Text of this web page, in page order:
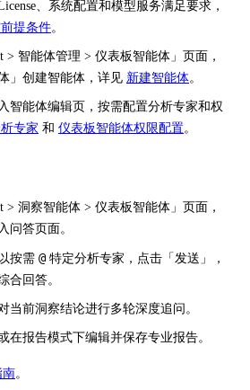
、系统配置和模型服务满足要求，
提条件。
> 智能体管理 > 仪表板智能体」页面，
」创建智能体，详见 新建智能体。
智能体编辑页，按需配置分析专家和权
专家 和 仪表板智能体权限配置。
> 洞察智能体 > 仪表板智能体」页面，
问答页面。
按需 @ 特定分析专家，点击「发送」，
合回答。
当前洞察结论进行多轮深度追问。
在报告模式下编辑并保存专业报告。
南。